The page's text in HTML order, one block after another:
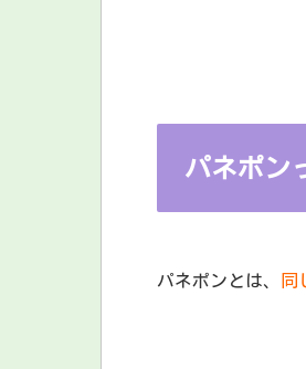
パネポン
パネポンとは、 同